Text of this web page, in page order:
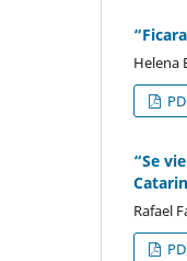
Helena
“Se
Rafael